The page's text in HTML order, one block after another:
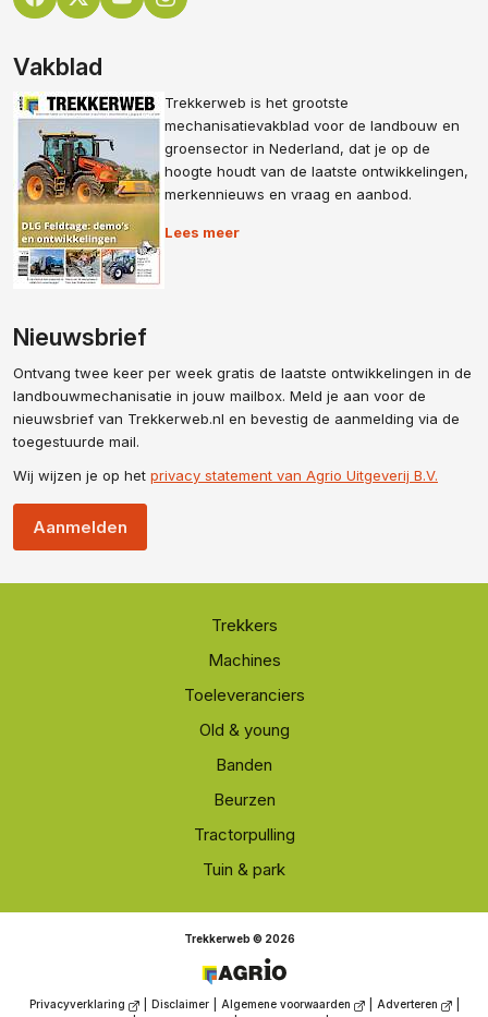
Vakblad
Trekkerweb is het grootste
mechanisatievakblad voor de landbouw en
groensector in Nederland, dat je op de
hoogte houdt van de laatste ontwikkelingen,
merkennieuws en vraag en aanbod.
Lees meer
Nieuwsbrief
Ontvang twee keer per week gratis de laatste ontwikkelingen in de
landbouwmechanisatie in jouw mailbox. Meld je aan voor de
nieuwsbrief van Trekkerweb.nl en bevestig de aanmelding via de
toegestuurde mail.
Wij wijzen je op het privacy statement van Agrio Uitgeverij B.V.
Aanmelden
Trekkers
Machines
Toeleveranciers
Old & young
Banden
Beurzen
Tractorpulling
Tuin & park
Trekkerweb © 2026
Privacyverklaring Disclaimer Algemene voorwaarden Adverteren